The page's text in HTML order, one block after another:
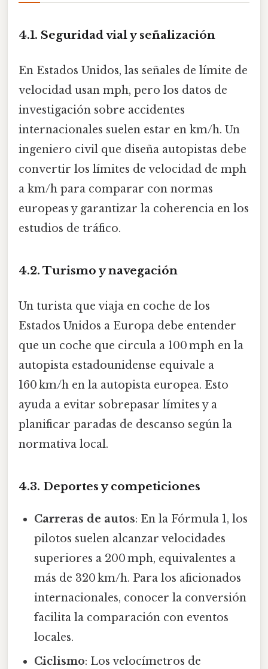
4.1. Seguridad vial y señalización
En Estados Unidos, las señales de límite de
velocidad usan mph, pero los datos de
investigación sobre accidentes
internacionales suelen estar en km/h. Un
ingeniero civil que diseña autopistas debe
convertir los límites de velocidad de mph
a km/h para comparar con normas
europeas y garantizar la coherencia en los
estudios de tráfico.
4.2. Turismo y navegación
Un turista que viaja en coche de los
Estados Unidos a Europa debe entender
que un coche que circula a 100 mph en la
autopista estadounidense equivale a
160 km/h en la autopista europea. Esto
ayuda a evitar sobrepasar límites y a
planificar paradas de descanso según la
normativa local.
4.3. Deportes y competiciones
Carreras de autos: En la Fórmula 1, los
pilotos suelen alcanzar velocidades
superiores a 200 mph, equivalentes a
más de 320 km/h. Para los aficionados
internacionales, conocer la conversión
facilita la comparación con eventos
locales.
Ciclismo: Los velocímetros de